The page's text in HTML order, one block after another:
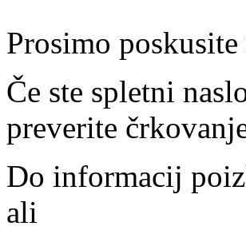
Prosimo poskusite
Če ste spletni
preverite
Do informacij
ali